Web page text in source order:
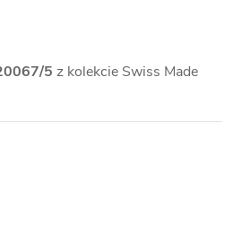
5 z kolekcie Swiss Made